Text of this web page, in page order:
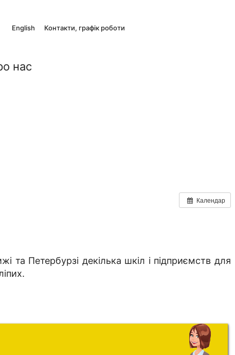
English Контакти, графік роботи
нас
Календар
та Петербурзі декілька шкіл і підприємств для